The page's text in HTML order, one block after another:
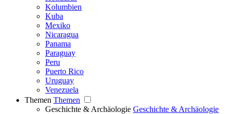
Kolumbien
Kuba
Mexiko
Nicaragua
Panama
Paraguay
Peru
Puerto Rico
Uruguay
Venezuela
Themen Themen
Geschichte & Archäologie Geschichte & Archäologie